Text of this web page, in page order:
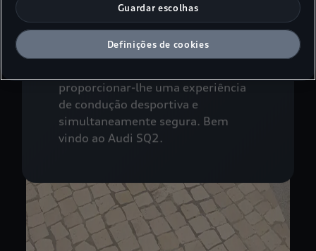
confiante
família de motorizações do Audi
proporcionar-lhe uma experiência
de condução desportiva e
simultaneamente segura. Bem
vindo ao Audi SQ2.
Guardar escolhas
Definições de cookies